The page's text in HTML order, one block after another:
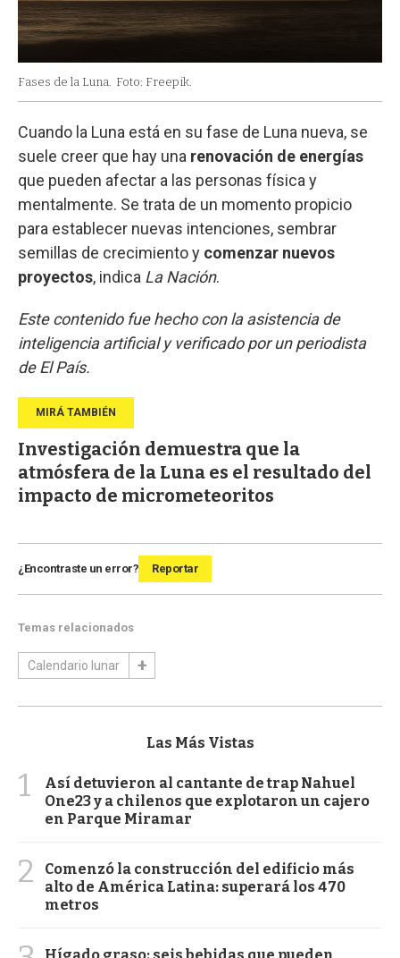
Fases de la Luna. Foto: Freepik.
Cuando la Luna está en su fase de Luna nueva, se
suele creer que hay una renovación de energías
que pueden afectar a las personas física y
mentalmente. Se trata de un momento propicio
para establecer nuevas intenciones, sembrar
semillas de crecimiento y comenzar nuevos
proyectos, indica La Nación.
Este contenido fue hecho con la asistencia de
inteligencia artificial y verificado por un periodista
de El País.
Investigación demuestra que la
atmósfera de la Luna es el resultado del
impacto de micrometeoritos
¿Encontraste un error? Reportar
Temas relacionados
Calendario lunar
Las Más Vistas
1
Así detuvieron al cantante de trap Nahuel
One23 y a chilenos que explotaron un cajero
en Parque Miramar
2
Comenzó la construcción del edificio más
alto de América Latina: superará los 470
metros